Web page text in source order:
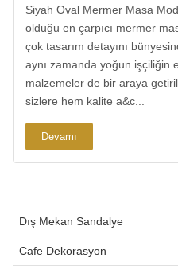
Siyah Oval Mermer Masa
olduğu en çarpıcı mermer
çok tasarım detayını
aynı zamanda yoğun işçiliğin
malzemeler de bir araya
sizlere hem kalite a&c...
Devamı
Dış Mekan Sandalye
Cafe Dekorasyon